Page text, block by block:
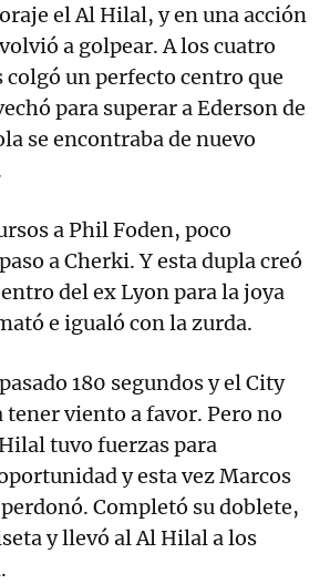
el Al Hilal, y en una acción
a golpear. A los cuatro
un perfecto centro que
para superar a Ederson de
se encontraba de nuevo
a Phil Foden, poco
a Cherki. Y esta dupla creó
del ex Lyon para la joya
e igualó con la zurda.
180 segundos y el City
tener viento a favor. Pero no
tuvo fuerzas para
y esta vez Marcos
Completó su doblete,
y llevó al Al Hilal a los